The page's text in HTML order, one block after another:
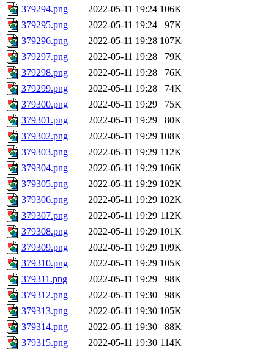
379294.png
2022-05-11 19:24 106K
379295.png
2022-05-11 19:24
97K
379296.png
2022-05-11 19:28 107K
379297.png
2022-05-11 19:28
79K
379298.png
2022-05-11 19:28
76K
379299.png
2022-05-11 19:28
74K
379300.png
2022-05-11 19:29
75K
379301.png
2022-05-11 19:29
80K
379302.png
2022-05-11 19:29 108K
379303.png
2022-05-11 19:29 112K
379304.png
2022-05-11 19:29 106K
379305.png
2022-05-11 19:29 102K
379306.png
2022-05-11 19:29 102K
379307.png
2022-05-11 19:29 112K
379308.png
2022-05-11 19:29 101K
379309.png
2022-05-11 19:29 109K
379310.png
2022-05-11 19:29 105K
379311.png
2022-05-11 19:29
98K
379312.png
2022-05-11 19:30
98K
379313.png
2022-05-11 19:30 105K
379314.png
2022-05-11 19:30
88K
379315.png
2022-05-11 19:30 114K